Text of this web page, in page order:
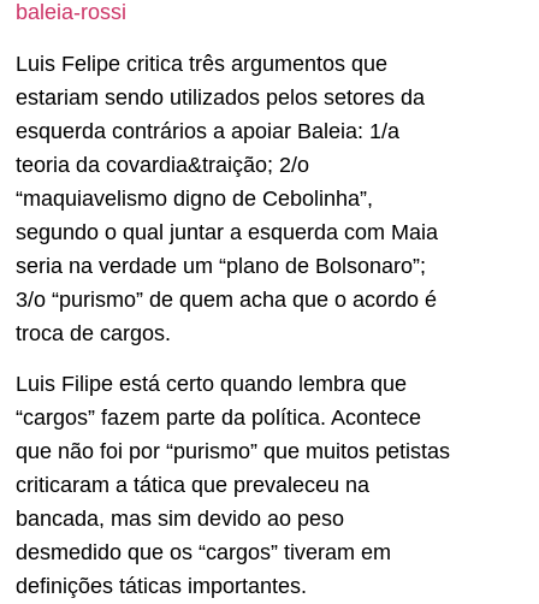
baleia-rossi
Luis Felipe critica três argumentos que
estariam sendo utilizados pelos setores da
esquerda contrários a apoiar Baleia: 1/a
teoria da covardia&traição; 2/o
“maquiavelismo digno de Cebolinha”,
segundo o qual juntar a esquerda com Maia
seria na verdade um “plano de Bolsonaro”;
3/o “purismo” de quem acha que o acordo é
troca de cargos.
Luis Filipe está certo quando lembra que
“cargos” fazem parte da política. Acontece
que não foi por “purismo” que muitos petistas
criticaram a tática que prevaleceu na
bancada, mas sim devido ao peso
desmedido que os “cargos” tiveram em
definições táticas importantes.